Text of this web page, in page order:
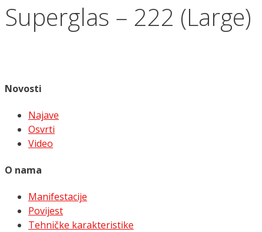
Superglas – 222 (Large)
Novosti
Najave
Osvrti
Video
O nama
Manifestacije
Povijest
Tehničke karakteristike